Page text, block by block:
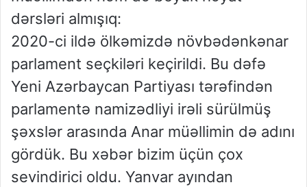
dərsləri almışıq:
2020-ci ildə ölkəmizdə növbədənkənar
parlament seçkiləri keçirildi. Bu dəfə
Yeni Azərbaycan Partiyası tərəfindən
parlamentə namizədliyi irəli sürülmüş
şəxslər arasında Anar müəllimin də adını
gördük. Bu xəbər bizim üçün çox
sevindirici oldu. Yanvar ayından